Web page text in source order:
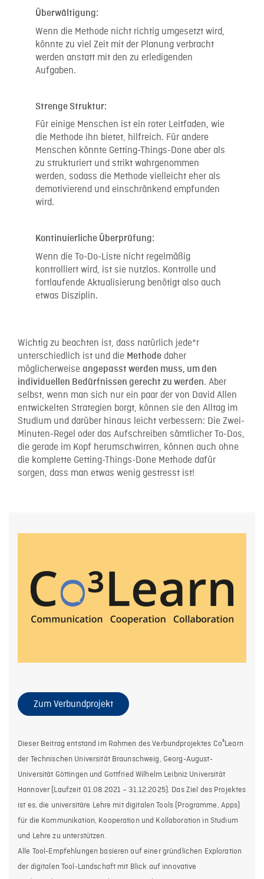
Überwältigung:
Wenn die Methode nicht richtig umgesetzt wird,
könnte zu viel Zeit mit der Planung verbracht
werden anstatt mit den zu erledigenden
Aufgaben.
Strenge Struktur:
Für einige Menschen ist ein roter Leitfaden, wie
die Methode ihn bietet, hilfreich. Für andere
Menschen könnte Getting-Things-Done aber als
zu strukturiert und strikt wahrgenommen
werden, sodass die Methode vielleicht eher als
demotivierend und einschränkend empfunden
wird.
Kontinuierliche Überprüfung:
Wenn die To-Do-Liste nicht regelmäßig
kontrolliert wird, ist sie nutzlos. Kontrolle und
fortlaufende Aktualisierung benötigt also auch
etwas Disziplin.
Wichtig zu beachten ist, dass natürlich jede*r
unterschiedlich ist und die Methode daher
möglicherweise angepasst werden muss, um den
individuellen Bedürfnissen gerecht zu werden. Aber
selbst, wenn man sich nur ein paar der von David Allen
entwickelten Strategien borgt, können sie den Alltag im
Studium und darüber hinaus leicht verbessern: Die Zwei-
Minuten-Regel oder das Aufschreiben sämtlicher To-Dos,
die gerade im Kopf herumschwirren, können auch ohne
die komplette Getting-Things-Done Methode dafür
sorgen, dass man etwas wenig gestresst ist!
Zum Verbundprojekt
Dieser Beitrag entstand im Rahmen des Verbundprojektes Co³Learn
der Technischen Universität Braunschweig, Georg-August-
Universität Göttingen und Gottfried Wilhelm Leibniz Universität
Hannover (Laufzeit 01.08.2021 – 31.12.2025). Das Ziel des Projektes
ist es, die universitäre Lehre mit digitalen Tools (Programme, Apps)
für die Kommunikation, Kooperation und Kollaboration in Studium
und Lehre zu unterstützen.
Alle Tool-Empfehlungen basieren auf einer gründlichen Exploration
der digitalen Tool-Landschaft mit Blick auf innovative